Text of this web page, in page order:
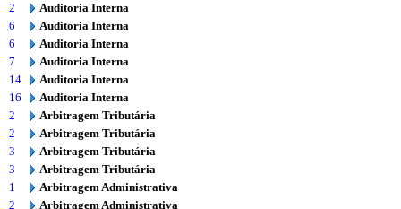
2
Auditoria Interna
6
Auditoria Interna
6
Auditoria Interna
7
Auditoria Interna
14
Auditoria Interna
16
Auditoria Interna
2
Arbitragem Tributária
2
Arbitragem Tributária
3
Arbitragem Tributária
3
Arbitragem Tributária
1
Arbitragem Administrativa
2
Arbitragem Administrativa